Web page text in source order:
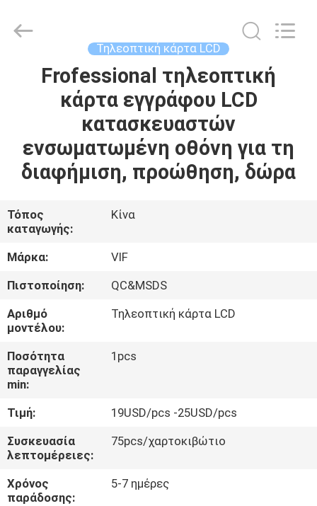
ΣΠΊΤΙ
ΠΡΟΪΌΝΤΑ
ΠΕΡΊΠΟΥ
ΓΎΡΟΣ
ΕΡΓΟΣΤΑΣΊΩΝ
ΠΟΙΟΤΙΚΌΣ
ΈΛΕΓΧΟΣ
ΜΑΣ
ΣΕ
ΕΠΑΦΉ
Τηλεοπτική κάρτα LCD
Frofessional τηλεοπτική
κάρτα εγγράφου LCD
κατασκευαστών
ενσωματωμένη οθόνη για τη
διαφήμιση, προώθηση, δώρα
Τόπος
καταγωγής:
Κίνα
Μάρκα:
VIF
Πιστοποίηση:
QC&MSDS
Αριθμό
μοντέλου:
Τηλεοπτική κάρτα LCD
Ποσότητα
παραγγελίας
min:
1pcs
Τιμή:
19USD/pcs -25USD/pcs
Συσκευασία
λεπτομέρειες:
75pcs/χαρτοκιβώτιο
Χρόνος
παράδοσης:
5-7 ημέρες